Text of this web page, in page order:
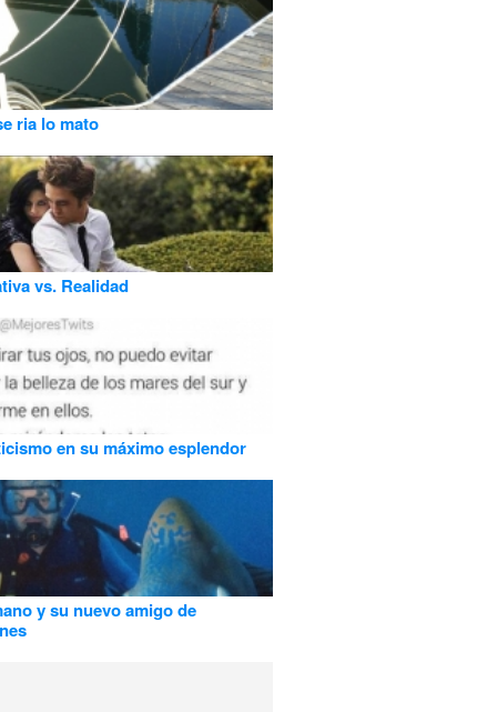
ria lo mato
vs. Realidad
en su máximo esplendor
y su nuevo amigo de